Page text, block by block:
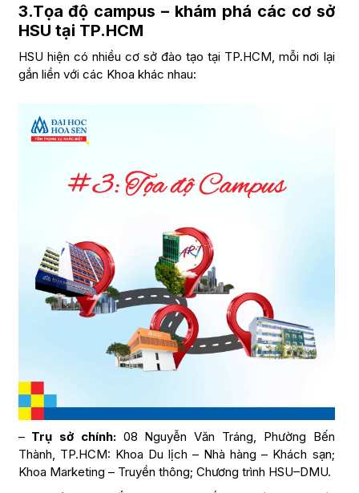
3.Tọa độ campus – khám phá các cơ sở
HSU tại TP.HCM
HSU hiện có nhiều cơ sở đào tạo tại TP.HCM, mỗi nơi lại
gắn liền với các Khoa khác nhau:
– Trụ sở chính:08 Nguyễn Văn Tráng, Phường Bến
Thành, TP.HCM: Khoa Du lịch – Nhà hàng – Khách sạn;
Khoa Marketing – Truyền thông; Chương trình HSU–DMU.